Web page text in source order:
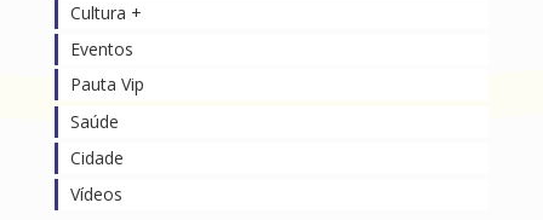
Cultura +
Eventos
Pauta Vip
Saúde
Cidade
Vídeos